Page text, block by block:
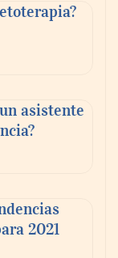
y
asistente
2021